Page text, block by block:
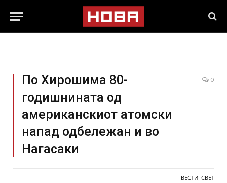
По Хирошима 80-
годишнината од
американскиот атомски
напад одбележан и во
Нагасаки
0
ВЕСТИ СВЕТ